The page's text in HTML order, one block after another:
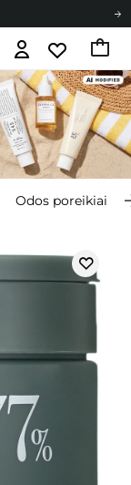
Odos poreikiai